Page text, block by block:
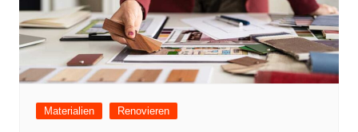
Materialien Renovieren